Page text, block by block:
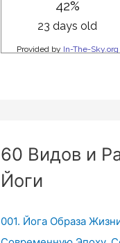
60 Видов и
Йоги
001. Йога Образа